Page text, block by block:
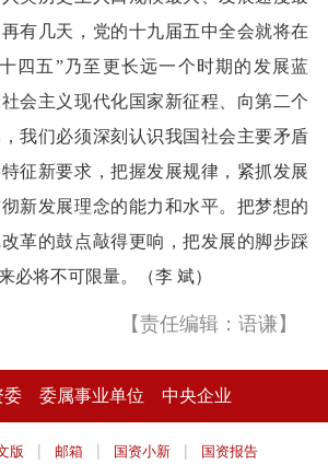
有几天，党的十九届五中全会就将在
四五”乃至更长远一个时期的发展蓝
会主义现代化国家新征程、向第二个
我们必须深刻认识我国社会主要矛盾
征新要求，把握发展规律，紧抓发展
新发展理念的能力和水平。把梦想的
革的鼓点敲得更响，把发展的脚步踩
必将不可限量。（李 斌）
【责任编辑：语谦】
委 委属事业单位 中央企业
版 | 邮箱 | 国资小新 | 国资报告